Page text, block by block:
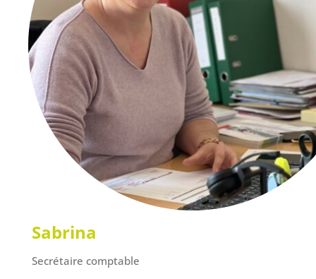
Sabrina
Secrétaire comptable